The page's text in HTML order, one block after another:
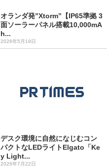
オランダ発”Xtorm”【IP65準拠 3
面ソーラーパネル搭載10,000mA
h...
2026年5月19日
デスク環境に自然になじむコン
パクトなLEDライトElgato「Ke
y Light...
2026年7月22日